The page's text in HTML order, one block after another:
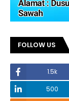
FOLLOW US
1.5k
500